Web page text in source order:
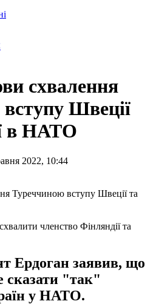
схвалення
Швеції
в НАТО
2022, 10:44
членство Фінляндії та
Ердоган заявив, що
сказати "так"
у НАТО.